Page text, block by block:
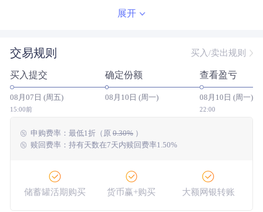
近三年 --/--
近五年 -- 0.00% --/--
今年以来
成立以来 -13.48%
展开
交易规则 买入/卖出规则
买入提交
08月07日 (周五)
15:00前
确定份额
08月10日 (周一)
查看盈亏
08月10日 (周一)
22:00
申购费率： 最低1折（原 0.30%）
赎回费率：持有天数在7天内赎回费率1.50%
储蓄罐活期购买 货币赢+购买 大额网银转账